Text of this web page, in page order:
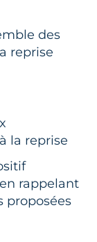
des
reprise
la reprise
rappelant
proposées